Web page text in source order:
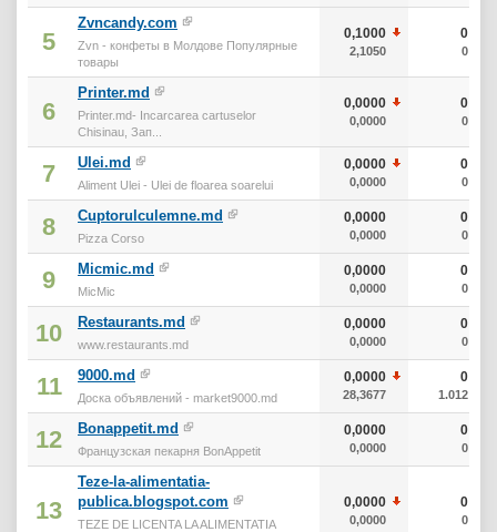
5
Zvncandy.com
Zvn - конфеты в Молдове Популярные
товары
0,1000
2,1050
0
0
6
Printer.md
Printer.md- Incarcarea cartuselor
Chisinau, Зап...
0,0000
0,0000
0
0
7 Ulei.md
Aliment Ulei - Ulei de floarea soarelui
0,0000
0,0000
0
0
8 Cuptorulculemne.md
Pizza Corso
0,0000
0,0000
0
0
9 Micmic.md
MicMic
0,0000
0,0000
0
0
10 Restaurants.md
www.restaurants.md
0,0000
0,0000
0
0
11 9000.md
Доска объявлений - market9000.md
0,0000
28,3677
0
1.012
12 Bonappetit.md
Французская пекарня BonAppetit
0,0000
0,0000
0
0
13
Teze-la-alimentatia-
publica.blogspot.com
TEZE DE LICENTA LA ALIMENTATIA
0,0000
0,0000
0
0